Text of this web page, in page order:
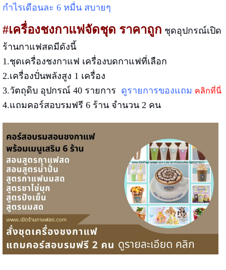
กำไรเดือนละ 6 หมื่น สบายๆ
#เครื่องชงกาแฟจัดชุด ราคาถูก ชุดอุปกรณ์เปิด
ร้านกาแฟสดมีดังนี้
1.ชุดเครื่องชงกาแฟ เครื่องบดกาแฟที่เลือก
2.เครื่องปั่นพลังสูง 1 เครื่อง
3.วัตถุดิบ อุปกรณ์ 40 รายการ ดูรายการของแถม คลิกที่นี่
4.แถมคอร์สอบรมฟรี 6 ร้าน จำนวน 2 คน